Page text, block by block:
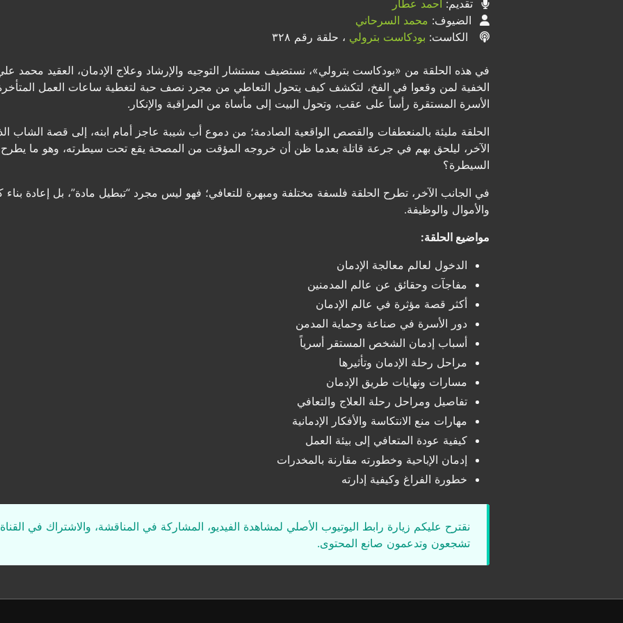
تقديم: أحمد عطار
الضيوف: محمد السرحاني
الكاست: بودكاست بترولي ، حلقة رقم ٣٢٨
في هذه الحلقة من «بودكاست بترولي»، نستضيف مستشار التوجيه والإرشاد وعلاج الإدمان، العقيد محمد
الخفية لمن وقعوا في الفخ، لتكشف كيف يتحول التعاطي من مجرد نصف حبة لتغطية ساعات العمل
الأسرة المستقرة رأساً على عقب، وتحول البيت إلى مأساة من المراقبة والإنكار.
الحلقة مليئة بالمنعطفات والقصص الواقعية الصادمة؛ من دموع أب شيبة عاجز أمام ابنه، إلى قصة الشاب
الآخر، ليلحق بهم في جرعة قاتلة بعدما ظن أن خروجه المؤقت من المصحة يقع تحت سيطرته، وهو ما يطرح
السيطرة؟
في الجانب الآخر، تطرح الحلقة فلسفة مختلفة ومبهرة للتعافي؛ فهو ليس مجرد “تبطيل مادة”، بل إعادة
والأموال والوظيفة.
مواضيع الحلقة:
الدخول لعالم معالجة الإدمان
مفاجآت وحقائق عن عالم المدمنين
أكثر قصة مؤثرة في عالم الإدمان
دور الأسرة في صناعة وحماية المدمن
أسباب إدمان الشخص المستقر أسرياً
مراحل رحلة الإدمان وتأثيرها
مسارات ونهايات طريق الإدمان
تفاصيل ومراحل رحلة العلاج والتعافي
مهارات منع الانتكاسة والأفكار الإدمانية
كيفية عودة المتعافي إلى بيئة العمل
إدمان الإباحية وخطورته مقارنة بالمخدرات
خطورة الفراغ وكيفية إدارته
نقترح عليكم زيارة رابط اليوتيوب الأصلي لمشاهدة الفيديو، المشاركة في المناقشة، والاشتراك في
تشجعون وتدعمون صانع المحتوى.